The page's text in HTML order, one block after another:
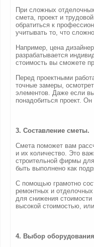
При сложных
смета, проект и
обратиться к
учитывать то, что
Например, цена
разрабатывается
стоимость вы сможете
Перед проектными
точные замеры,
элементов. Даже если
понадобиться проект.
3. Составление сметы.
Смета поможет вам
и их количество. Это
строительной фирмы
быть выполнено как
С помощью грамотно
ремонтных и
для снижения
высокой стоимостью,
4. Выбор